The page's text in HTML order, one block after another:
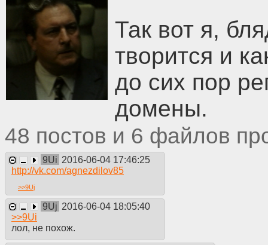
чтобы выглядеть что я из дома вышел а не с помойки.
помочь мне? Я живу в заброшке в Колпино. Я реальный
что на меня затратится. Нужны вещи, можно из
Жаропонижающее что-нибудь бы. Главное, чтобы анон
залоге за еду уже 2 месяца. В армию не взяли, у меня
откуда многие уже не выбрались. Это алкаши вокзалов
работать. Пожалуйста помогите мне, хотя бы 500-600
Так вот я,
творится и
до сих пор
домены.
48 6
9Ui 2016-06-04 17:46:25
http://vk.com/agnezdilov85
>>9Uj
9Uj 2016-06-04 18:05:40
>>9Ui
лол, не похож.